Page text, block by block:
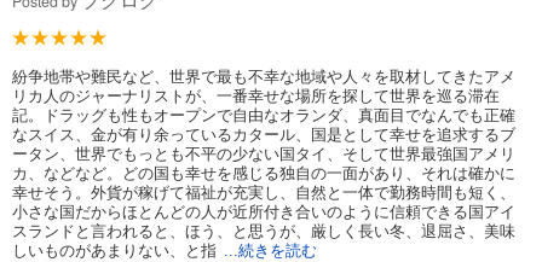
紛争地帯や難民など、世界で最も不幸な地域や人々を取材してきたアメ
リカ人のジャーナリストが、一番幸せな場所を探して世界を巡る滞在
記。ドラッグも性もオープンで自由なオランダ、真面目でなんでも正確
なスイス、金が有り余っているカタール、国是として幸せを追求するブ
ータン、世界でもっとも不平の少ない国タイ、そして世界最強国アメリ
カ、などなど。どの国も幸せを感じる独自の一面があり、それは確かに
幸せそう。外貨が稼げて福祉が充実し、自然と一体で勤務時間も短く、
小さな国だからほとんどの人が近所付き合いのように信頼できる国アイ
スランドと言われると、ほう、と思うが、厳しく長い冬、退屈さ、美味
しいものがあまりない、と指
...続きを読む